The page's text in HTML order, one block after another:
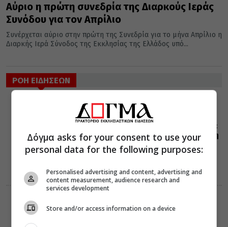
Αύριο η πρώτη συνεδρία της Διαρκούς Ιεράς
Συνόδου για τον Απρίλιο
Συνέρχεται αύριο στην πρώτη της Συνεδρία για το μήνα Απρίλιο η
Διαρκής Ιερά Σύνοδος της Εκκλησίας της Ελλάδος υπό...
ΡΟΗ ΕΙΔΗΣΕΩΝ
Κάθε αγρυπνία
και ένας ακόμη
άγιος στον
Ουρανό
07 Αυγούστου 2026
Δόγμα asks for your consent to use your
personal data for the following purposes:
Personalised advertising and content, advertising and
content measurement, audience research and
services development
Store and/or access information on a device